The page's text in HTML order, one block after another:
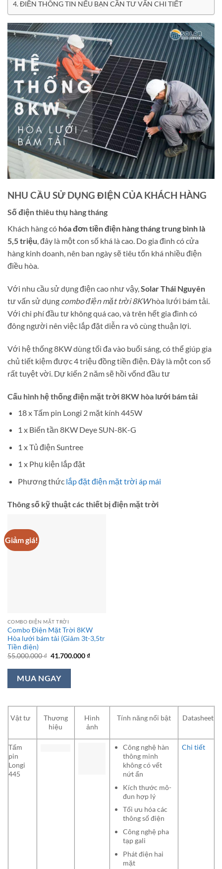
ĐIỀN THÔNG TIN NẾU BẠN CẦN TƯ VẤN CHI TIẾT
NHU CẦU SỬ DỤNG ĐIỆN CỦA KHÁCH HÀNG
Số điện thiêu thụ hàng tháng
Khách hàng có hóa đơn tiền điện hàng tháng trung bình là
5,5 triệu, đây là một con số khá là cao. Do gia đình có cửa
hàng kinh doanh, nên ban ngày sẽ tiêu tốn khá nhiều điện
điều hòa.
Với nhu cầu sử dụng điện cao như vậy,Solar Thái Nguyên
tư vấn sử dụng combo điện mặt trời 8KWhòa lưới bám tải.
Với chi phí đầu tư không quá cao, và trên hết gia đình có
đông người nên việc lắp đặt diễn ra vô cùng thuận lợi.
Với hệ thống 8KW dùng tối đa vào buổi sáng, có thể giúp gia
chủ tiết kiệm được 4 triệu đồng tiền điện. Đây là một con số
rất tuyệt vời. Dự kiến 2 năm sẽ hồi vốnd đầu tư
Cấu hình hệ thống điện mặt trời 8KW hòa lưới bám tải
18 x Tấm pin Longi 2 mặt kính 445W
1 x Biến tần 8KW Deye SUN-8K-G
1 x Tủ điện Suntree
1 x Phụ kiện lắp đặt
Phương thức lắp đặt điện mặt trời áp mái
Thông số kỹ thuật các thiết bị điện mặt trời
Giảm giá!
COMBO ĐIỆN MẶT TRỜI
Combo Điện Mặt Trời 8KW
Hòa lưới bám tải (Giảm 3t-3,5tr
Tiền điện)
55.000.000₫ Giá
là:
55.000.000 ₫.
41.700.000₫Giá
MUA NGAY
Vật tư
Thương
hiệu
Hình
ảnh
Tính năng nổi bật Datasheet
Tấm
pin
Longi
445
Công nghệ hàn
thông minh
không có vết
nứt ẩn
Kích thước mô-
đun hợp lý
Tối ưu hóa các
thông số điện
Công nghệ pha
tạp gali
Phát điện hai
mặt
Chi tiết